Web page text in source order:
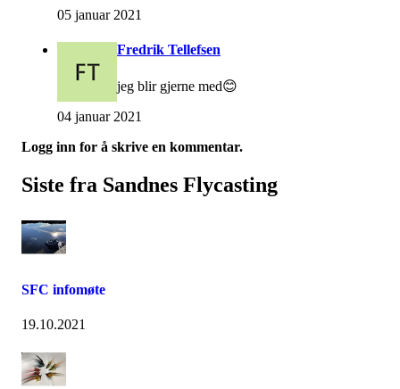
05 januar 2021
Fredrik Tellefsen
jeg blir gjerne med😊
04 januar 2021
Logg inn for å skrive en kommentar.
Siste fra Sandnes Flycasting
SFC infomøte
19.10.2021